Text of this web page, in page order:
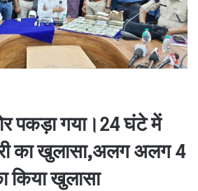
पकड़ा गया।24 घंटे में
का खुलासा,अलग अलग 4
किया खुलासा